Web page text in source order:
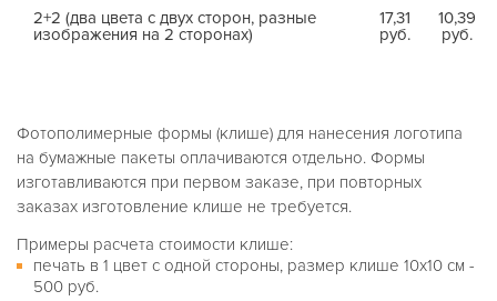
2+2 (два цвета с двух сторон, разные
изображения на 2 сторонах)
17,31
руб.
10,39
руб.
Фотополимерные формы (клише) для нанесения логотипа
на бумажные пакеты оплачиваются отдельно. Формы
изготавливаются при первом заказе, при повторных
заказах изготовление клише не требуется.
Примеры расчета стоимости клише:
печать в 1 цвет с одной стороны, размер клише 10х10 см -
500 руб.